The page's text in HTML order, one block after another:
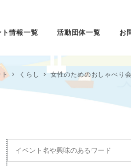
情報一覧 活動団体一覧 お
くらし 女性のためのおしゃべり
イ
ベ